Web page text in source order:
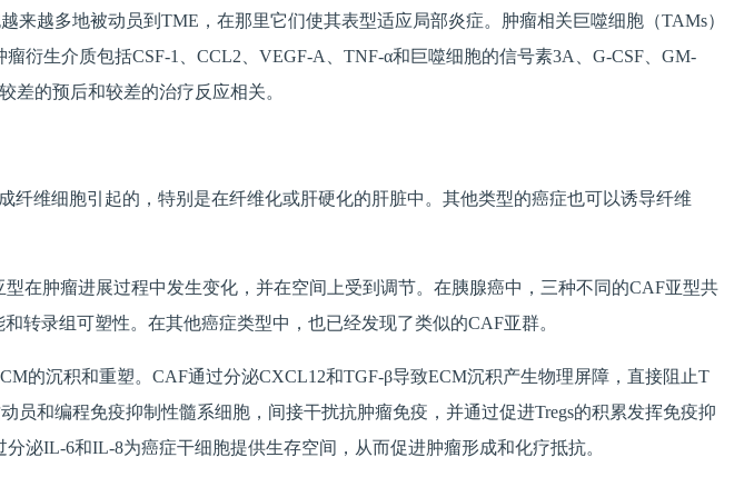
越多地被动员到TME，在那里它们使其表型适应局部炎症。肿瘤相关巨噬细胞（TAMs）
衍生介质包括CSF-1、CCL2、VEGF-A、TNF-α和巨噬细胞的信号素3A、G-CSF、GM-
差的预后和较差的治疗反应相关。
维细胞引起的，特别是在纤维化或肝硬化的肝脏中。其他类型的癌症也可以诱导纤维
在肿瘤进展过程中发生变化，并在空间上受到调节。在胰腺癌中，三种不同的CAF亚型共
转录组可塑性。在其他癌症类型中，也已经发现了类似的CAF亚群。
的沉积和重塑。CAF通过分泌CXCL12和TGF-β导致ECM沉积产生物理屏障，直接阻止T
和编程免疫抑制性髓系细胞，间接干扰抗肿瘤免疫，并通过促进Tregs的积累发挥免疫抑
泌IL-6和IL-8为癌症干细胞提供生存空间，从而促进肿瘤形成和化疗抵抗。